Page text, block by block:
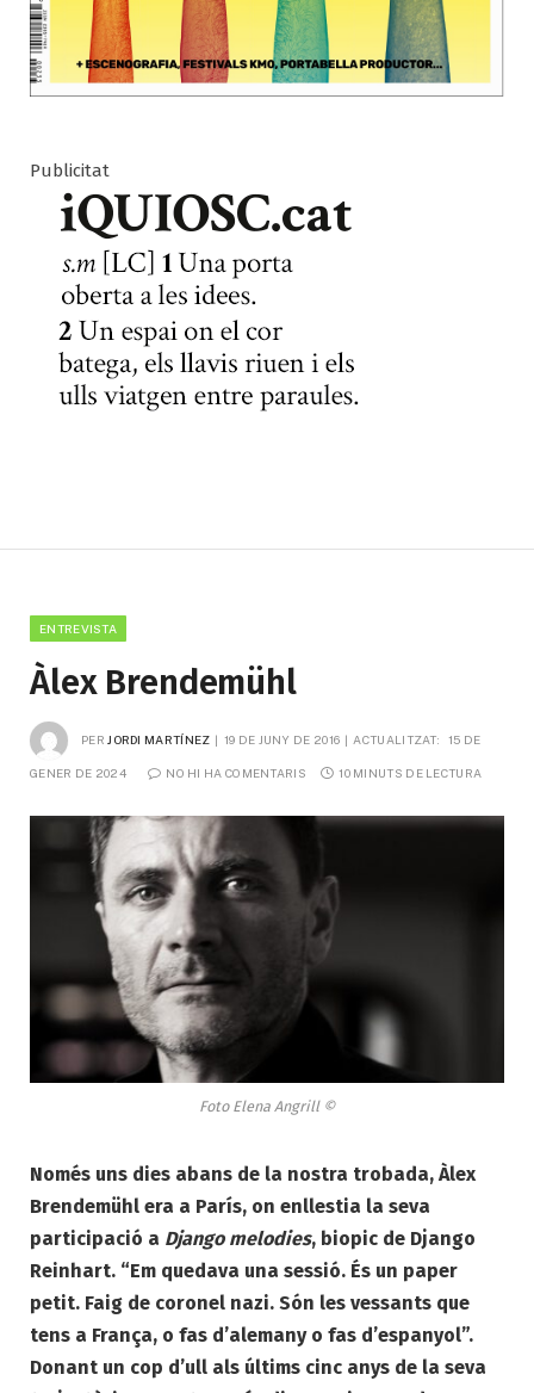
Publicitat
ENTREVISTA
Àlex Brendemühl
PER JORDI MARTÍNEZ 19 DE JUNY DE 2016 ACTUALITZAT: 15 DE
GENER DE 2024 NO HI HA COMENTARIS 10 MINUTS DE LECTURA
Foto Elena Angrill ©
Només uns dies abans de la nostra trobada, Àlex
Brendemühl era a París, on enllestia la seva
participació a Django melodies, biopic de Django
Reinhart. “Em quedava una sessió. És un paper
petit. Faig de coronel nazi. Són les vessants que
tens a França, o fas d’alemany o fas d’espanyol”.
Donant un cop d’ull als últims cinc anys de la seva